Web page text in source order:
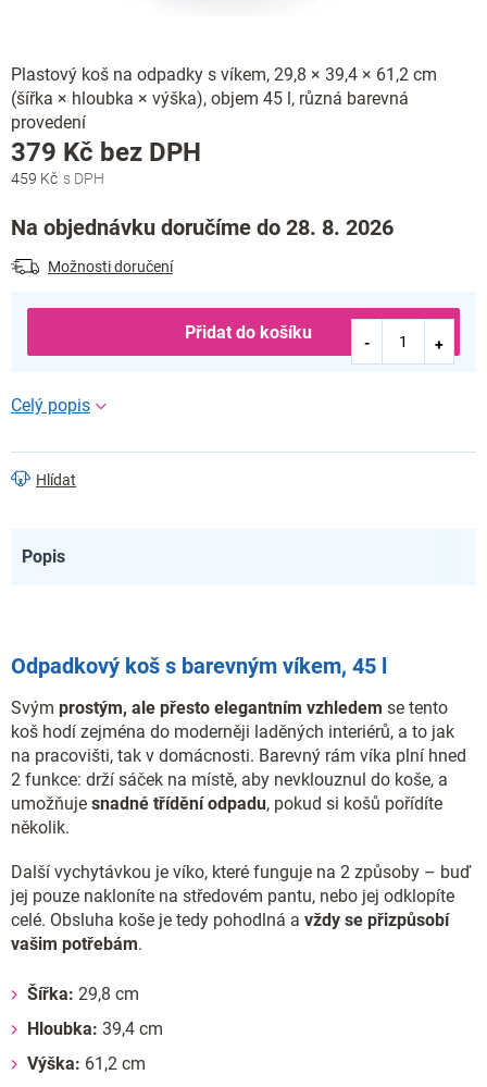
Plastový koš na odpadky s víkem, 29,8 × 39,4 × 61,2 cm
(šířka × hloubka × výška), objem 45 l, různá barevná
provedení
459 Kč
379 Kč bez DPH
Na objednávku doručíme do 28. 8. 2026
Možnosti doručení
Přidat do košíku
Hlídat
Popis
Odpadkový koš s barevným víkem, 45 l
Svým prostým, ale přesto elegantním vzhledem se tento
koš hodí zejména do moderněji laděných interiérů, a to jak
na pracovišti, tak v domácnosti. Barevný rám víka plní hned
2 funkce: drží sáček na místě, aby nevklouznul do koše, a
umožňuje snadné třídění odpadu, pokud si košů pořídíte
několik.
Další vychytávkou je víko, které funguje na 2 způsoby – buď
jej pouze nakloníte na středovém pantu, nebo jej odklopíte
celé. Obsluha koše je tedy pohodlná a vždy se přizpůsobí
vašim potřebám.
Šířka: 29,8 cm
Hloubka: 39,4 cm
Výška: 61,2 cm